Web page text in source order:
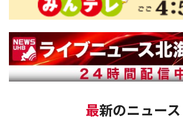
最新のニュース